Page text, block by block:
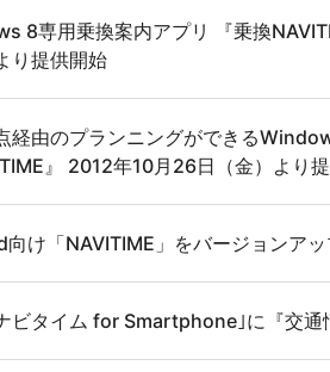
8専用乗換案内アプリ 『乗換
り提供開始
経由のプランニングができる
』 2012年10月26日（金）より
け「NAVITIME」をバージョンア
ビタイム for Smartphone｣に『交